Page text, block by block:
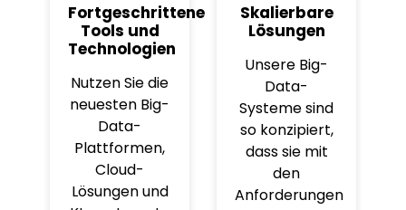
Fortgeschrittene
Tools und
Technologien
Nutzen Sie die
neuesten Big-
Data-
Plattformen,
Cloud-
Lösungen und
Skalierbare
Lösungen
Unsere Big-
Data-
Systeme sind
so konzipiert,
dass sie mit
den
Anforderungen